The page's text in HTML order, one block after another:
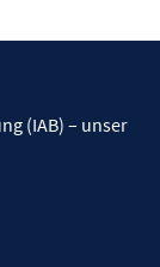
(IAB) – unser